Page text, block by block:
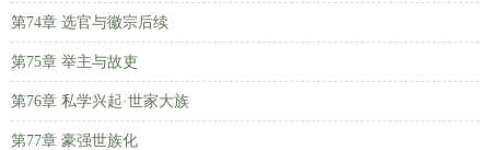
第74章 选官与徽宗后续
第75章 举主与故吏
第76章 私学兴起·世家大族
第77章 豪强世族化